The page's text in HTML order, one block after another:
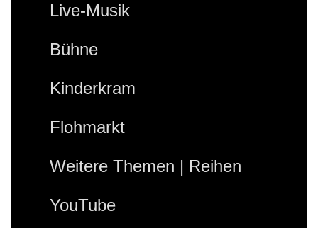
Live-Musik
Bühne
Kinderkram
Flohmarkt
Weitere Themen | Reihen
YouTube